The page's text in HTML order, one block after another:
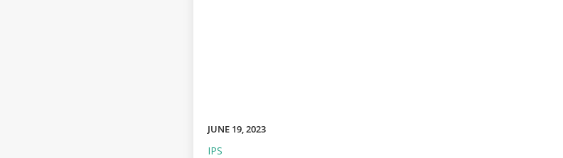
JUNE 19, 2023
IPS